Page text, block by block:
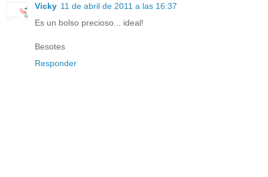
Vicky 11 de abril de 2011 a las 16:37
Es un bolso precioso... ideal!
Besotes
Responder